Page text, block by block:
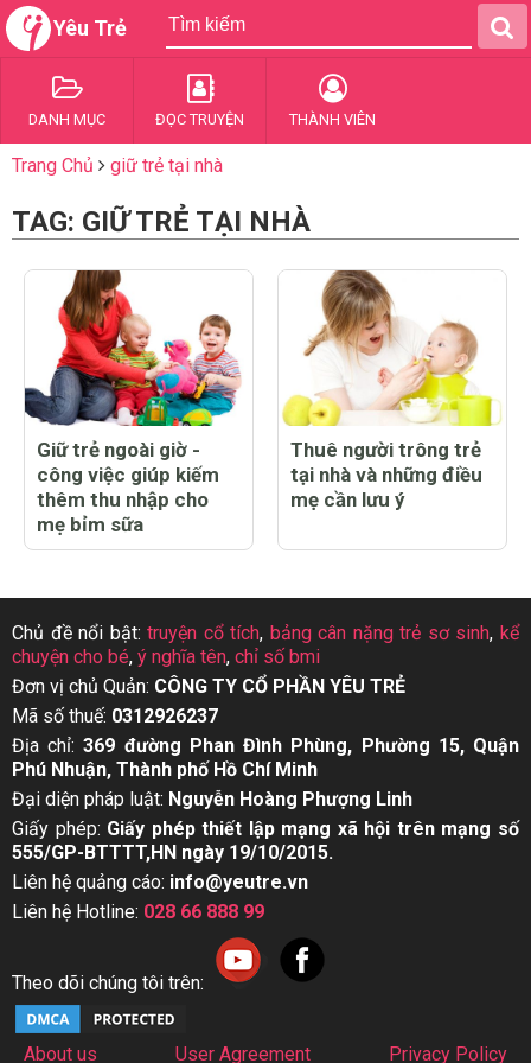
Yêu Trẻ
DANH MỤC ĐỌC TRUYỆN THÀNH VIÊN
Trang Chủ giữ trẻ tại nhà
TAG: GIỮ TRẺ TẠI NHÀ
Giữ trẻ ngoài giờ -
công việc giúp kiếm
thêm thu nhập cho
mẹ bỉm sữa
Thuê người trông trẻ
tại nhà và những điều
mẹ cần lưu ý
Chủ đề nổi bật:truyện cổ tích, bảng cân nặng trẻ sơ sinh,kể
chuyện cho bé, ý nghĩa tên, chỉ số bmi
Đơn vị chủ Quản: CÔNG TY CỔ PHẦN YÊU TRẺ
Mã số thuế: 0312926237
Địa chỉ:369 đường Phan Đình Phùng, Phường 15, Quận
Phú Nhuận, Thành phố Hồ Chí Minh
Đại diện pháp luật: Nguyễn Hoàng Phượng Linh
Giấy phép: Giấy phép thiết lập mạng xã hội trên mạng số
555/GP-BTTTT,HN ngày 19/10/2015.
Liên hệ quảng cáo: info@yeutre.vn
Liên hệ Hotline: 028 66 888 99
Theo dõi chúng tôi trên:
About us User Agreement Privacy Policy